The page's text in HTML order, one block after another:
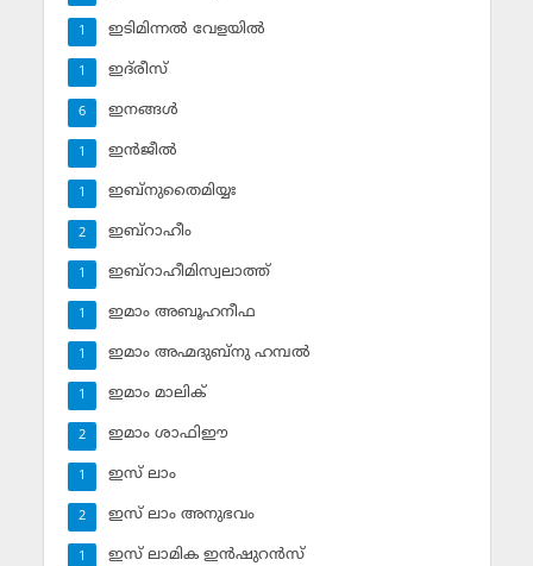
ഇടിമിന്നല്‍ വേളയില്‍
1
ഇദ്‌രീസ്‌
1
ഇനങ്ങള്‍
6
ഇന്‍ജീല്‍
1
ഇബ്‌നുതൈമിയ്യഃ
1
ഇബ്‌റാഹീം
2
ഇബ്‌റാഹീമിസ്വലാത്ത്
1
ഇമാം അബൂഹനീഫ
1
ഇമാം അഹ്മദുബ്‌നു ഹമ്പല്‍
1
ഇമാം മാലിക്
1
ഇമാം ശാഫിഈ
2
ഇസ് ലാം
1
ഇസ് ലാം അനുഭവം
2
ഇസ് ലാമിക ഇന്‍ഷുറന്‍സ്‌
1